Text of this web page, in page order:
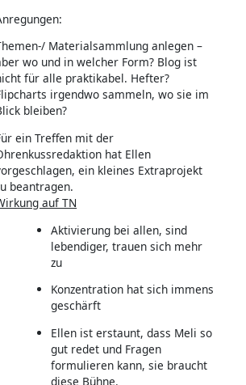
Materialsammlung anlegen –
wo und in welcher Form? Blog ist
für alle praktikabel. Hefter?
irgendwo sammeln, wo sie im
bleiben?
ein Treffen mit der
hat Ellen
ein kleines Extraprojekt
beantragen.
auf TN
Aktivierung bei allen, sind
lebendiger, trauen sich mehr
zu
Konzentration hat sich immens
geschärft
Ellen ist erstaunt, dass Meli so
gut redet und Fragen
formulieren kann, sie braucht
diese Bühne.